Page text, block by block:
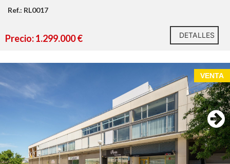
Ref.: RL0017
Precio: 1.299.000 € DETALLES
VENTA